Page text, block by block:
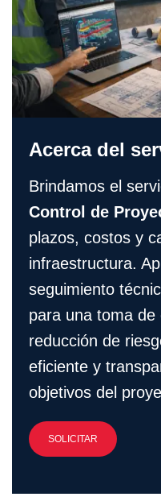
Acerca del
Brindamos el
Control de
plazos, costos y
infraestructura.
seguimiento
para una toma de
reducción de
eficiente y
objetivos del
SOLICITAR